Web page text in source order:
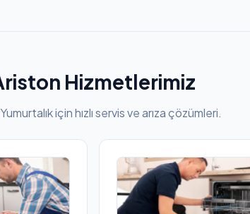
Hizmetlerimiz
için hızlı servis ve arıza çözümleri.